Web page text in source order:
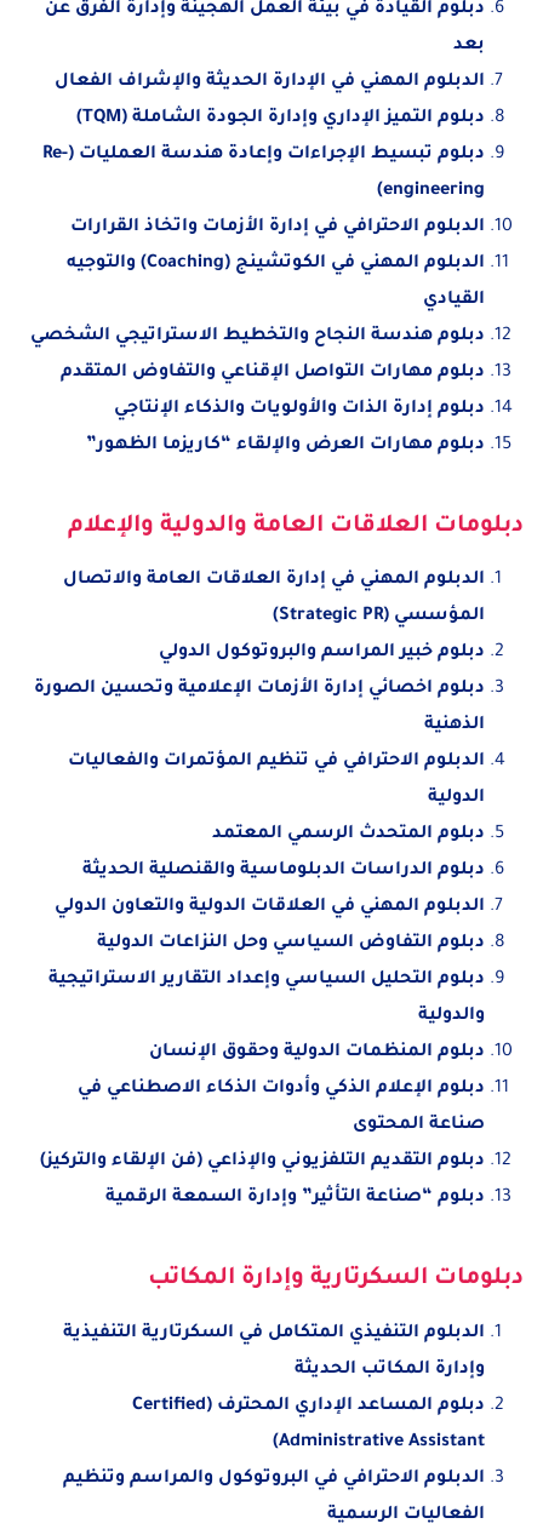
دبلوم القيادة في بيئة العمل الهجينة وإدارة الفرق عن
بعد
الدبلوم المهني في الإدارة الحديثة والإشراف الفعال
دبلوم التميز الإداري وإدارة الجودة الشاملة (TQM)
دبلوم تبسيط الإجراءات وإعادة هندسة العمليات (Re-
engineering)
الدبلوم الاحترافي في إدارة الأزمات واتخاذ القرارات
الدبلوم المهني في الكوتشينج (Coaching) والتوجيه
القيادي
دبلوم هندسة النجاح والتخطيط الاستراتيجي الشخصي
دبلوم مهارات التواصل الإقناعي والتفاوض المتقدم
دبلوم إدارة الذات والأولويات والذكاء الإنتاجي
دبلوم مهارات العرض والإلقاء “كاريزما الظهور”
دبلومات العلاقات العامة والدولية والإعلام
الدبلوم المهني في إدارة العلاقات العامة والاتصال
المؤسسي (Strategic PR)
دبلوم خبير المراسم والبروتوكول الدولي
دبلوم اخصائي إدارة الأزمات الإعلامية وتحسين الصورة
الذهنية
الدبلوم الاحترافي في تنظيم المؤتمرات والفعاليات
الدولية
دبلوم المتحدث الرسمي المعتمد
دبلوم الدراسات الدبلوماسية والقنصلية الحديثة
الدبلوم المهني في العلاقات الدولية والتعاون الدولي
دبلوم التفاوض السياسي وحل النزاعات الدولية
دبلوم التحليل السياسي وإعداد التقارير الاستراتيجية
والدولية
دبلوم المنظمات الدولية وحقوق الإنسان
دبلوم الإعلام الذكي وأدوات الذكاء الاصطناعي في
صناعة المحتوى
دبلوم التقديم التلفزيوني والإذاعي (فن الإلقاء والتركيز)
دبلوم “صناعة التأثير” وإدارة السمعة الرقمية
دبلومات السكرتارية وإدارة المكاتب
الدبلوم التنفيذي المتكامل في السكرتارية التنفيذية
وإدارة المكاتب الحديثة
دبلوم المساعد الإداري المحترف (Certified
Administrative Assistant)
الدبلوم الاحترافي في البروتوكول والمراسم وتنظيم
الفعاليات الرسمية